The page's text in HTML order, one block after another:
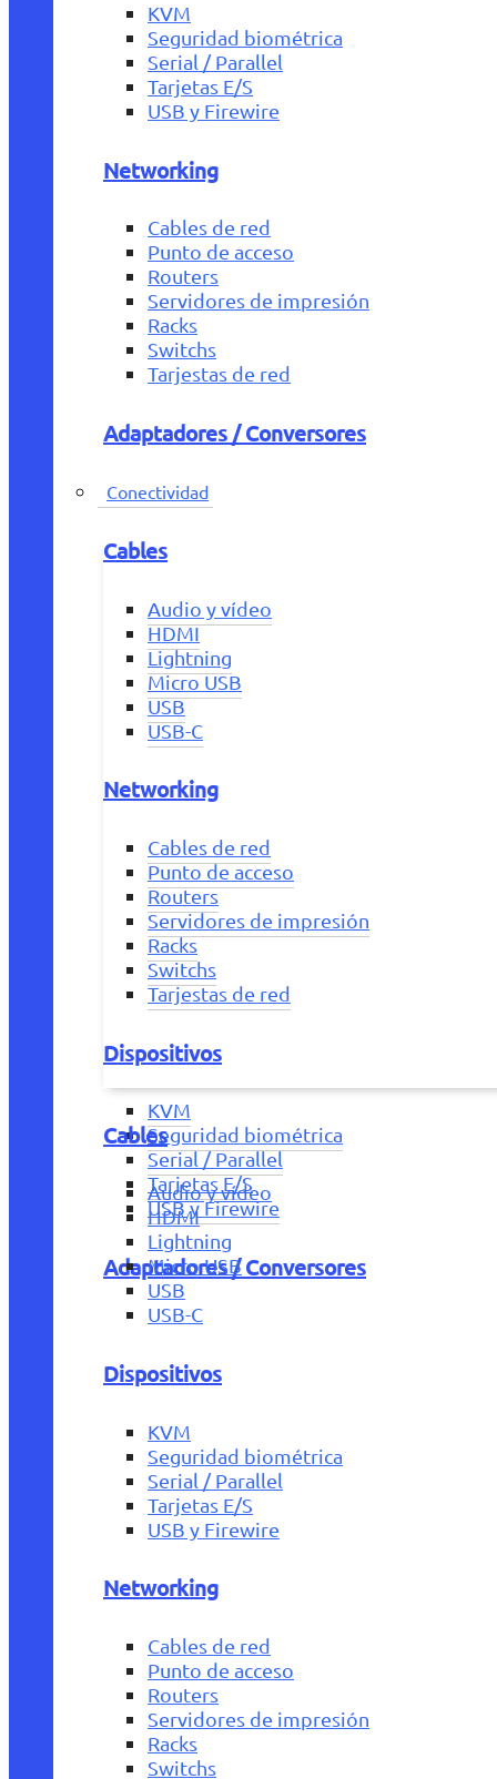
KVM
Seguridad biométrica
Serial / Parallel
Tarjetas E/S
USB y Firewire
Networking
Cables de red
Punto de acceso
Routers
Servidores de impresión
Racks
Switchs
Tarjestas de red
Adaptadores / Conversores
Conectividad
Cables
Audio y vídeo
HDMI
Lightning
Micro USB
USB
USB-C
Networking
Cables de red
Punto de acceso
Routers
Servidores de impresión
Racks
Switchs
Tarjestas de red
Dispositivos
KVM
Seguridad biométrica
Serial / Parallel
Tarjetas E/S
USB y Firewire
Adaptadores / Conversores
Cables
Audio y vídeo
HDMI
Lightning
Micro USB
USB
USB-C
Dispositivos
KVM
Seguridad biométrica
Serial / Parallel
Tarjetas E/S
USB y Firewire
Networking
Cables de red
Punto de acceso
Routers
Servidores de impresión
Racks
Switchs